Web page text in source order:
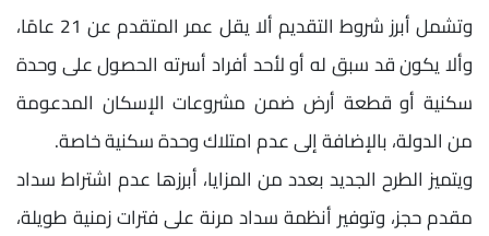
وتشمل أبرز شروط التقديم ألا يقل عمر المتقدم عن 21 عامًا،
وألا يكون قد سبق له أو لأحد أفراد أسرته الحصول على وحدة
سكنية أو قطعة أرض ضمن مشروعات الإسكان المدعومة
من الدولة، بالإضافة إلى عدم امتلاك وحدة سكنية خاصة.
ويتميز الطرح الجديد بعدد من المزايا، أبرزها عدم اشتراط سداد
مقدم حجز، وتوفير أنظمة سداد مرنة على فترات زمنية طويلة،